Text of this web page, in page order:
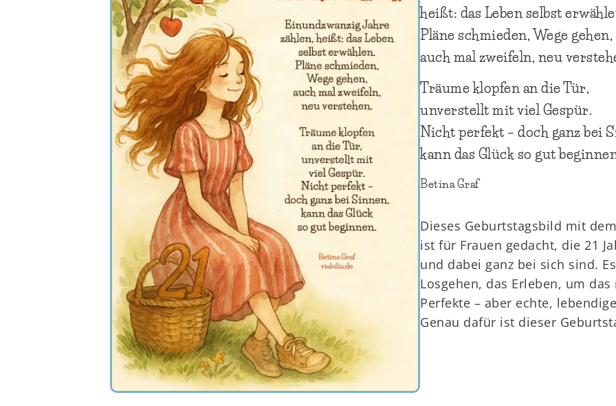
heißt: das Leben selbst
Pläne schmieden, Wege gehen,
auch mal zweifeln, neu
Träume klopfen an die Tür,
unverstellt mit viel Gespür.
Nicht perfekt – doch ganz bei
kann das Glück so gut
Betina Graf
Dieses Geburtstagsbild mit
ist für Frauen gedacht, die 21
und dabei ganz bei sich sind.
Losgehen, das Erleben, um
Perfekte – aber echte,
Genau dafür ist dieser